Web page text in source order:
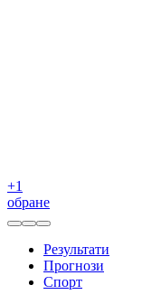
+1
обране
Результати
Прогнози
Спорт